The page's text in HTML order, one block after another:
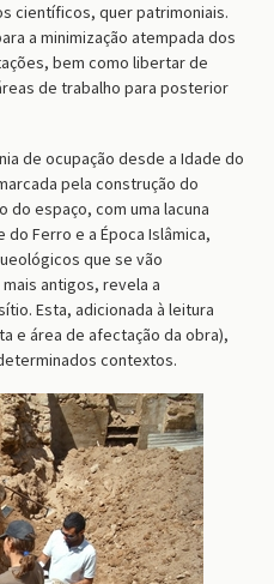
científicos, quer patrimoniais.
a minimização atempada dos
bem como libertar de
de trabalho para posterior
de ocupação desde a Idade do
pela construção do
do espaço, com uma lacuna
Ferro e a Época Islâmica,
que se vão
antigos, revela a
Esta, adicionada à leitura
e área de afectação da obra),
contextos.